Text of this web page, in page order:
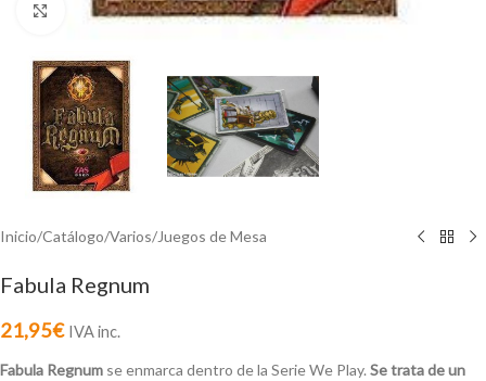
Click to enlarge
Inicio/Catálogo/Varios/Juegos de Mesa
Fabula Regnum
21,95€ IVA inc.
Fabula Regnum se enmarca dentro de la Serie We Play. Se trata de un